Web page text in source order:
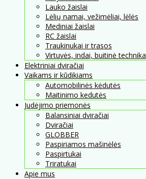
Lauko žaislai
Lėlių namai, vežimėliai, lėlės
Mediniai žaislai
RC žaislai
Traukinukai ir trasos
Virtuvės, indai, buitinė technika
Elektriniai dviračiai
Vaikams ir kūdikiams
Automobilinės kėdutės
Maitinimo kedutės
Judėjimo priemonės
Balansiniai dviračiai
Dviračiai
GLOBBER
Paspiriamos mašinėlės
Paspirtukai
Triratukai
Apie mus